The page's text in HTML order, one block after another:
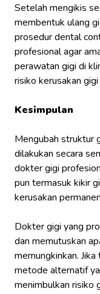
Setelah mengikis
membentuk ulang
prosedur dental
profesional agar
perawatan gigi di
risiko kerusakan
Kesimpulan
Mengubah struktur
dilakukan secara
dokter gigi
pun termasuk kikir
kerusakan
Dokter gigi yang
dan memutuskan
memungkinkan.
metode alternatif
menimbulkan risiko